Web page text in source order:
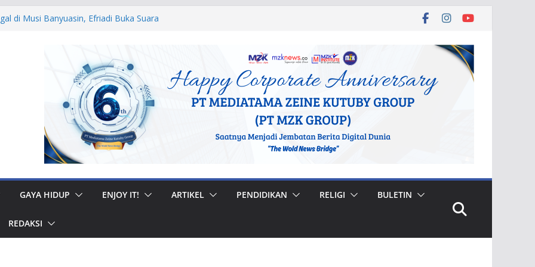
di Musi Banyuasin, Efriadi Buka Suara
Rumah di Gunung Kerinci, Anggota
Bantuan Tepat Sasaran
Bupati Bursah Zarnubi Inisiasi
di Kota Lahat
Muhidi Ajak Masyarakat Bangun
Jaga Ketertiban Sosial
GAYA HIDUP ENJOY IT! ARTIKEL PENDIDIKAN RELIGI BULETIN
REDAKSI